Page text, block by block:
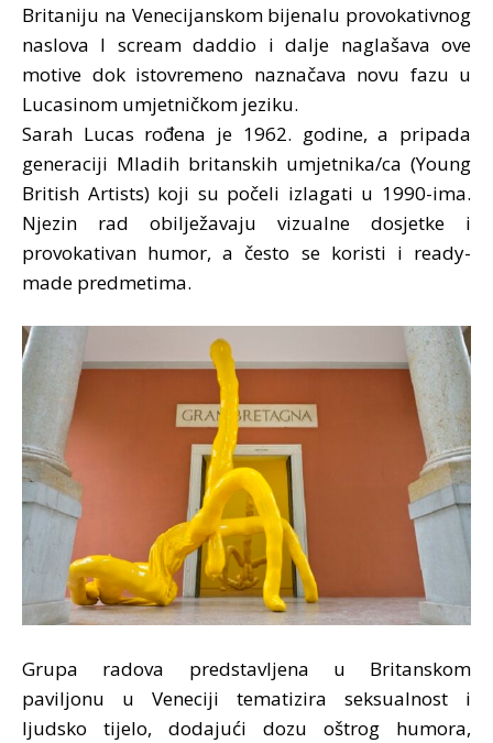
Britaniju na Venecijanskom bijenalu provokativnog
naslova I scream daddio i dalje naglašava ove
motive dok istovremeno naznačava novu fazu u
Lucasinom umjetničkom jeziku.
Sarah Lucas rođena je 1962. godine, a pripada
generaciji Mladih britanskih umjetnika/ca (Young
British Artists) koji su počeli izlagati u 1990-ima.
Njezin rad obilježavaju vizualne dosjetke i
provokativan humor, a često se koristi i ready-
made predmetima.
Grupa radova predstavljena u Britanskom
paviljonu u Veneciji tematizira seksualnost i
ljudsko tijelo, dodajući dozu oštrog humora,